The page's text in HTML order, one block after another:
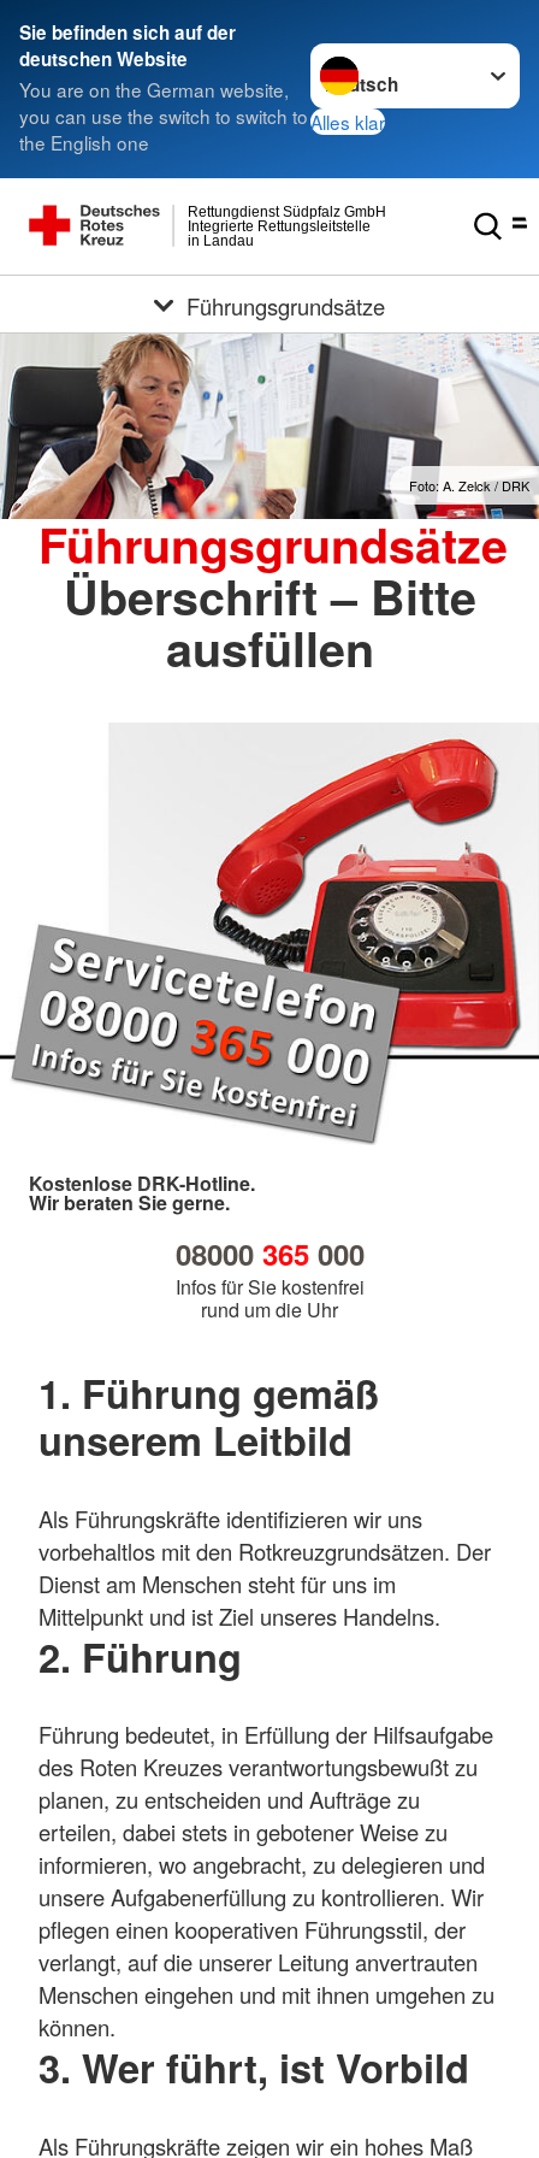
Sie befinden sich auf der
deutschen Website
You are on the German website,
you can use the switch to switch to
the English one
Sprache wechseln zu
Alles klar
in Landau
Integrierte Rettungsleitstelle
Rettungdienst Südpfalz GmbH
Führungsgrundsätze
Foto: A. Zelck / DRK
Führungsgrundsätze
Überschrift – Bitte
ausfüllen
Kostenlose DRK-Hotline.
Wir beraten Sie gerne.
08000 365000
Infos für Sie kostenfrei
rund um die Uhr
1. Führung gemäß
unserem Leitbild
Als Führungskräfte identifizieren wir uns
vorbehaltlos mit den Rotkreuzgrundsätzen. Der
Dienst am Menschen steht für uns im
Mittelpunkt und ist Ziel unseres Handelns.
2. Führung
Führung bedeutet, in Erfüllung der Hilfsaufgabe
des Roten Kreuzes verantwortungsbewußt zu
planen, zu entscheiden und Aufträge zu
erteilen, dabei stets in gebotener Weise zu
informieren, wo angebracht, zu delegieren und
unsere Aufgabenerfüllung zu kontrollieren. Wir
pflegen einen kooperativen Führungsstil, der
verlangt, auf die unserer Leitung anvertrauten
Menschen eingehen und mit ihnen umgehen zu
können.
3. Wer führt, ist Vorbild
Als Führungskräfte zeigen wir ein hohes Maß